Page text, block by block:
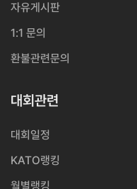
자유게시판
1:1 문의
환불관련문의
대회관련
대회일정
KATO랭킹
월별랭킹